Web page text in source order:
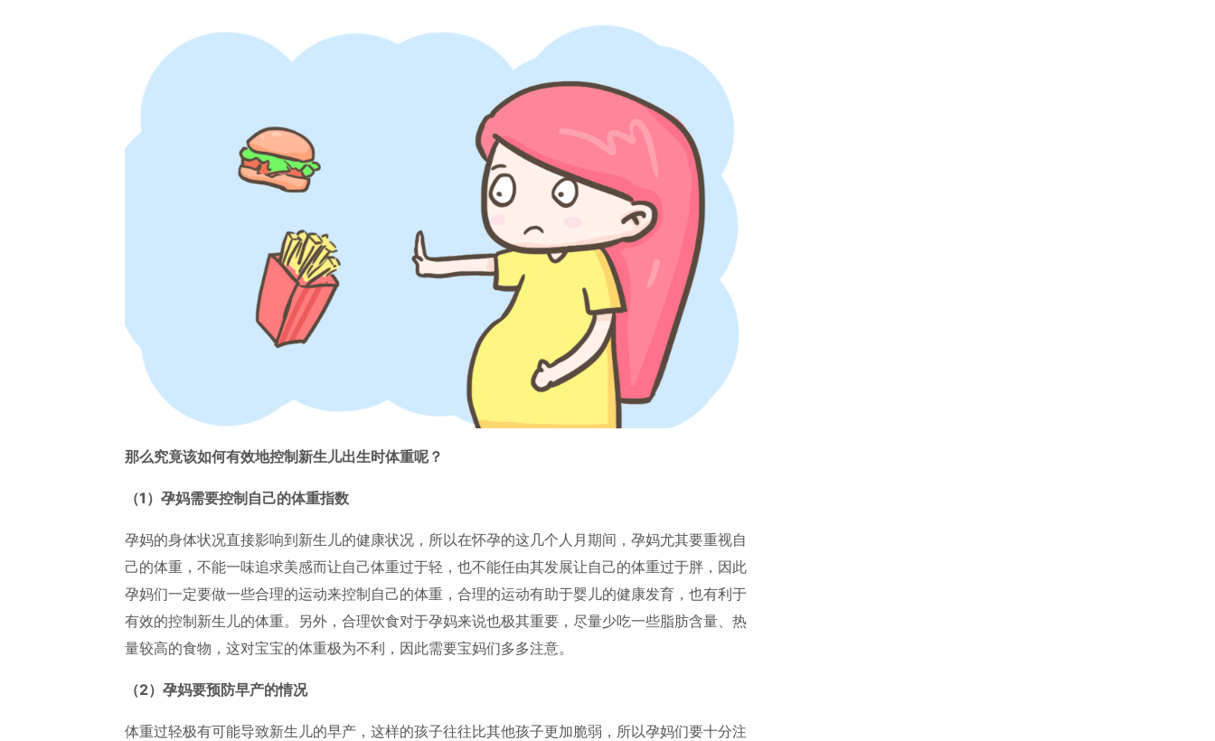
那么究竟该如何有效地控制新生儿出生时体重呢？
（1）孕妈需要控制自己的体重指数
孕妈的身体状况直接影响到新生儿的健康状况，所以在怀孕的这几个人月期间，孕妈尤其要重视自
己的体重，不能一味追求美感而让自己体重过于轻，也不能任由其发展让自己的体重过于胖，因此
孕妈们一定要做一些合理的运动来控制自己的体重，合理的运动有助于婴儿的健康发育，也有利于
有效的控制新生儿的体重。另外，合理饮食对于孕妈来说也极其重要，尽量少吃一些脂肪含量、热
量较高的食物，这对宝宝的体重极为不利，因此需要宝妈们多多注意。
（2）孕妈要预防早产的情况
体重过轻极有可能导致新生儿的早产，这样的孩子往往比其他孩子更加脆弱，所以孕妈们要十分注